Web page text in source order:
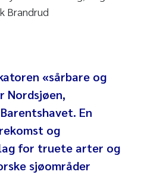
Brandrud
«sårbare og
En
og
for truete arter og
sjøområder